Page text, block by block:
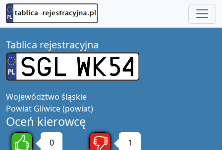
Tablica rejestracyjna
Województwo śląskie
Powiat Gliwice (powiat)
Oceń kierowcę
0 1